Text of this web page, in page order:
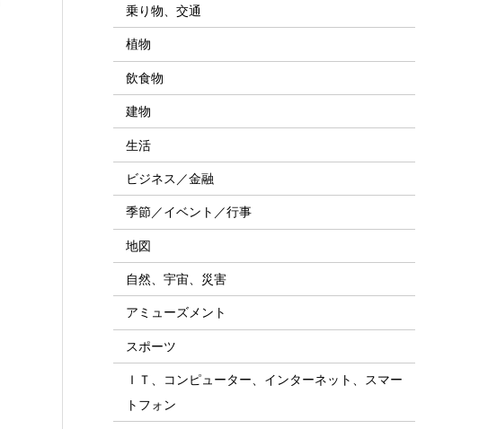
乗り物、交通
植物
飲食物
建物
生活
ビジネス／金融
季節／イベント／行事
地図
自然、宇宙、災害
アミューズメント
スポーツ
ＩＴ、コンピューター、インターネット、スマー
トフォン